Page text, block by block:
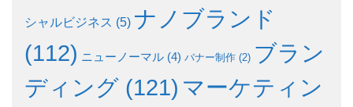
シャルビジネス (5) ナノブランド
(112) ニューノーマル (4) バナー制作 (2) ブラン
ディング (121) マーケティン